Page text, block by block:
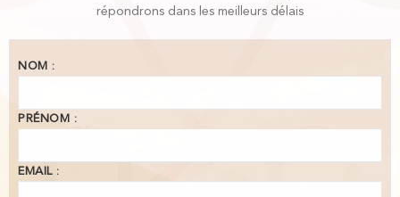
répondrons dans les meilleurs délais
NOM :
PRÉNOM :
EMAIL :